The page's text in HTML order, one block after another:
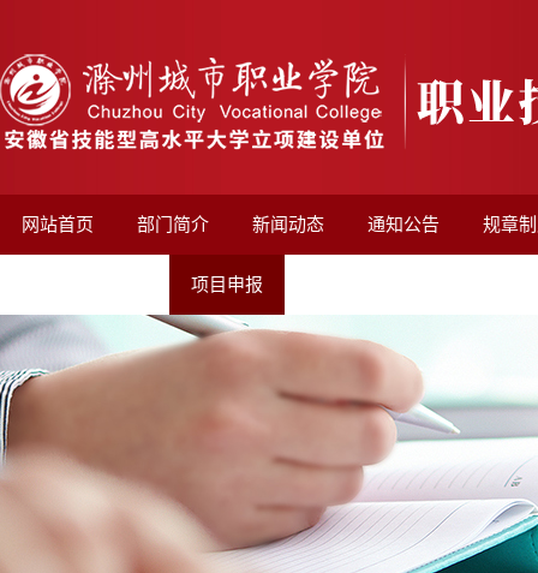
网站首页 部门简介 新闻动态 通知公告 规章
项目申报